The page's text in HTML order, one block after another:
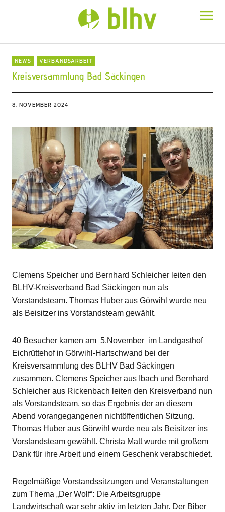
NEWS VERBANDSARBEIT
Kreisversammlung Bad Säckingen
8. NOVEMBER 2024
Clemens Speicher und Bernhard Schleicher leiten den
BLHV-Kreisverband Bad Säckingen nun als
Vorstandsteam. Thomas Huber aus Görwihl wurde neu
als Beisitzer ins Vorstandsteam gewählt.
40 Besucher kamen am 5.November im Landgasthof
Eichrüttehof in Görwihl-Hartschwand bei der
Kreisversammlung des BLHV Bad Säckingen
zusammen. Clemens Speicher aus Ibach und Bernhard
Schleicher aus Rickenbach leiten den Kreisverband nun
als Vorstandsteam, so das Ergebnis der an diesem
Abend vorangegangenen nichtöffentlichen Sitzung.
Thomas Huber aus Görwihl wurde neu als Beisitzer ins
Vorstandsteam gewählt. Christa Matt wurde mit großem
Dank für ihre Arbeit und einem Geschenk verabschiedet.
Regelmäßige Vorstandssitzungen und Veranstaltungen
zum Thema „Der Wolf“: Die Arbeitsgruppe
Landwirtschaft war sehr aktiv im letzten Jahr. Der Biber